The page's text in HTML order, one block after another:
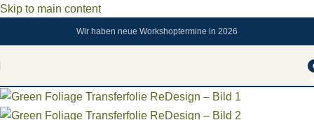
Skip to main content
Wir haben neue Workshoptermine in 2026